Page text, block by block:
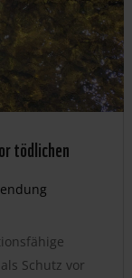
tödlichen
Schutz vor